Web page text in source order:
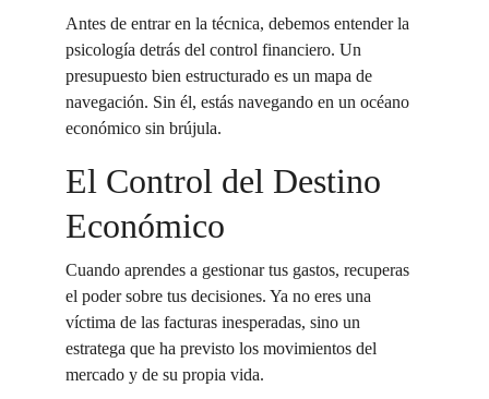
Antes de entrar en la técnica, debemos entender la
psicología detrás del control financiero. Un
presupuesto bien estructurado es un mapa de
navegación. Sin él, estás navegando en un océano
económico sin brújula.
El Control del Destino
Económico
Cuando aprendes a gestionar tus gastos, recuperas
el poder sobre tus decisiones. Ya no eres una
víctima de las facturas inesperadas, sino un
estratega que ha previsto los movimientos del
mercado y de su propia vida.